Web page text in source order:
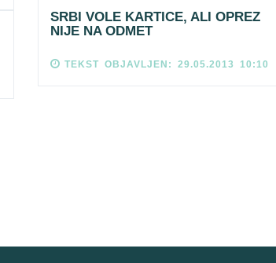
SRBI VOLE KARTICE, ALI OPREZ
NIJE NA ODMET
TEKST OBJAVLJEN: 29.05.2013 10:10